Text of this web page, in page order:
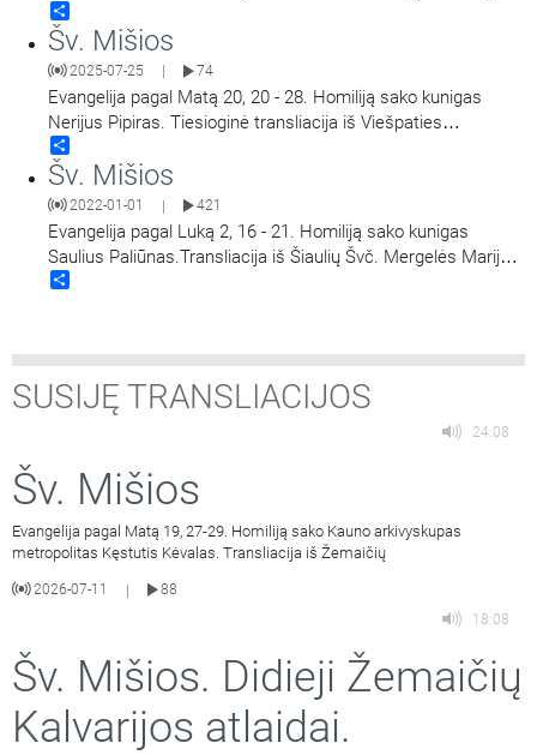
Gimimo bazilikos.
Šv. Mišios
2025-07-25 74
Evangelija pagal Matą 20, 20 - 28. Homiliją sako kunigas
Nerijus Pipiras. Tiesioginė transliacija iš Viešpaties
Apreiškimo Švč. Mergelei Marijai koplyčios Marijos radijuje
Kaune.
Šv. Mišios
2022-01-01 | 421
Evangelija pagal Luką 2, 16 - 21. Homiliją sako kunigas
Saulius Paliūnas.Transliacija iš Šiaulių Švč. Mergelės Marijos
Nekaltojo Prasidėjimo bažnyčios.
SUSIJĘ TRANSLIACIJOS
24:08
Šv. Mišios
Evangelija pagal Matą 19, 27-29. Homiliją sako Kauno arkivyskupas
metropolitas Kęstutis Kėvalas. Transliacija iš Žemaičių
2026-07-11 |
88
18:08
Šv. Mišios. Didieji Žemaičių
Kalvarijos atlaidai.